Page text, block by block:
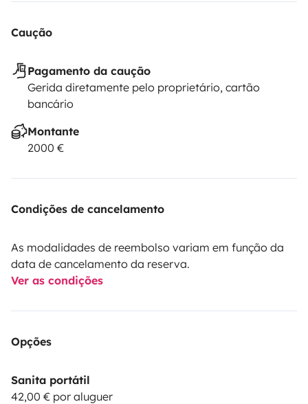
Caução
Pagamento da caução
Gerida diretamente pelo proprietário, cartão
bancário
Montante
2000 €
Condições de cancelamento
As modalidades de reembolso variam em função da
data de cancelamento da reserva.
Ver as condições
Opções
Sanita portátil
42,00 € por aluguer